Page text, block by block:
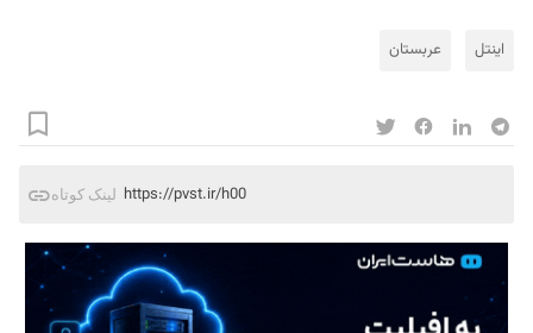
اینتل عربستان
لینک کوتاه https://pvst.ir/h00